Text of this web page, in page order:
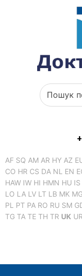
AF SQ AM AR HY AZ
CO HR CS DA NL EN
HAW IW HI HMN HU IS
LO LA LV LT LB MK
PL PT PA RO RU SM
TG TA TE TH TR UK UR